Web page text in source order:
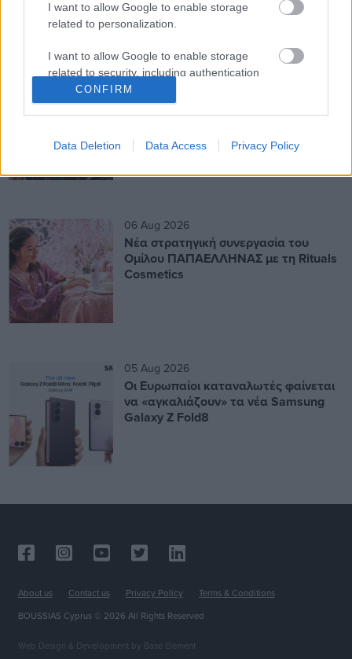
I want to allow Google to enable storage
related to personalization.
I want to allow Google to enable storage
related to security, including authentication
functionality and fraud prevention, and other
user protection.
CONFIRM
Data Deletion Data Access Privacy Policy
06 Aug 2026
Ετήσια αύξηση 5% του όγκου λιανικού
εμπορίου στην Κύπρο τον Ιούνιο
06 Aug 2026
Νέα στρατηγική συνεργασία του
Ομίλου ΠΑΠΑΕΛΛΗΝΑΣ με τη Rituals
Cosmetics
05 Aug 2026
Οι Ευρωπαίοι καταναλωτές φαίνεται
να «αγκαλιάζουν» τα νέα Samsung
Galaxy Z Fold8
About us Contact us Privacy Policy
Terms & Conditions
BOUSSIAS Cyprus © 2026 All Rights Reserved
Web Design & Development by Base Element